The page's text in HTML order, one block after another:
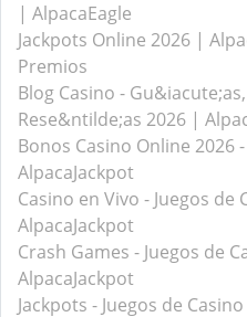
| AlpacaEagle
Jackpots Online 2026 |
Premios
Blog Casino -
Rese&ntilde;as 2026 |
Bonos Casino Online 2026
AlpacaJackpot
Casino en Vivo - Juegos de
AlpacaJackpot
Crash Games - Juegos de
AlpacaJackpot
Jackpots - Juegos de